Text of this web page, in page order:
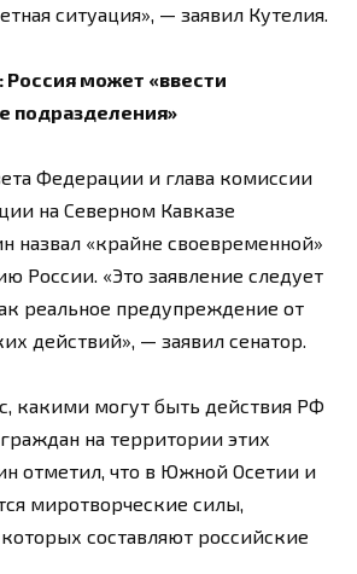
ситуация», — заявил Кутелия.
может «ввести
подразделения»
Федерации и глава комиссии
на Северном Кавказе
назвал «крайне своевременной»
России. «Это заявление следует
реальное предупреждение от
действий», — заявил сенатор.
какими могут быть действия РФ
на территории этих
отметил, что в Южной Осетии и
миротворческие силы,
составляют российские